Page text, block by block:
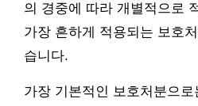
의 경중에 따라 개별적으로
가장 흔하게 적용되는 보호
습니다.
가장 기본적인 보호처분으로